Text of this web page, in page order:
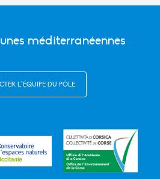
méditerranéennes
L’ÉQUIPE DU PÔLE